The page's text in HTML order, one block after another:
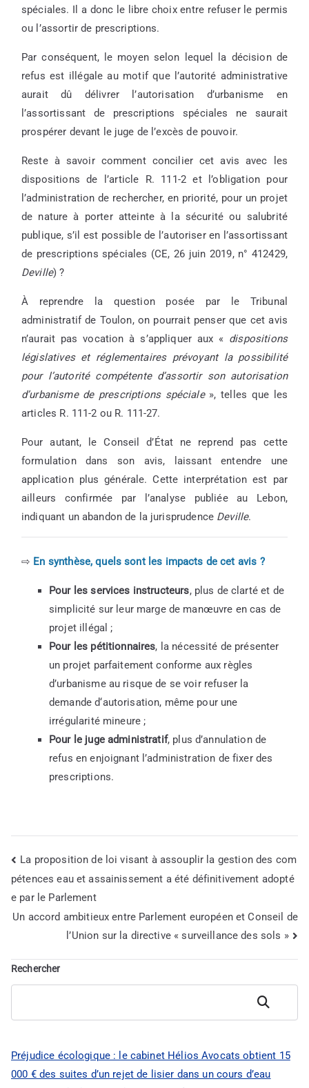
spéciales. Il a donc le libre choix entre refuser le permis
ou l’assortir de prescriptions.
Par conséquent, le moyen selon lequel la décision de
refus est illégale au motif que l’autorité administrative
aurait dû délivrer l’autorisation d’urbanisme en
l’assortissant de prescriptions spéciales ne saurait
prospérer devant le juge de l’excès de pouvoir.
Reste à savoir comment concilier cet avis avec les
dispositions de l’article R. 111-2 et l’obligation pour
l’administration de rechercher, en priorité, pour un projet
de nature à porter atteinte à la sécurité ou salubrité
publique, s’il est possible de l’autoriser en l’assortissant
de prescriptions spéciales (CE, 26 juin 2019, n° 412429,
Deville) ?
À reprendre la question posée par le Tribunal
administratif de Toulon, on pourrait penser que cet avis
n’aurait pas vocation à s’appliquer aux « dispositions
législatives et réglementaires prévoyant la possibilité
pour l’autorité compétente d’assortir son autorisation
d’urbanisme de prescriptions spéciale », telles que les
articles R. 111-2 ou R. 111-27.
Pour autant, le Conseil d’État ne reprend pas cette
formulation dans son avis, laissant entendre une
application plus générale. Cette interprétation est par
ailleurs confirmée par l’analyse publiée au Lebon,
indiquant un abandon de la jurisprudence Deville.
⇨ En synthèse, quels sont les impacts de cet avis ?
Pour les services instructeurs, plus de clarté et de
simplicité sur leur marge de manœuvre en cas de
projet illégal ;
Pour les pétitionnaires, la nécessité de présenter
un projet parfaitement conforme aux règles
d’urbanisme au risque de se voir refuser la
demande d‘autorisation, même pour une
irrégularité mineure ;
Pour le juge administratif, plus d’annulation de
refus en enjoignant l’administration de fixer des
prescriptions.
Navigation
de
l’article
La proposition de loi visant à assouplir la gestion des com
pétences eau et assainissement a été définitivement adopté
e par le Parlement
Un accord ambitieux entre Parlement européen et Conseil de
l’Union sur la directive « surveillance des sols »
Rechercher
Rechercher
Préjudice écologique : le cabinet Hélios Avocats obtient 15
000 € des suites d’un rejet de lisier dans un cours d’eau